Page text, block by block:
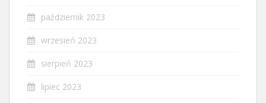
październik 2023
wrzesień 2023
sierpień 2023
lipiec 2023